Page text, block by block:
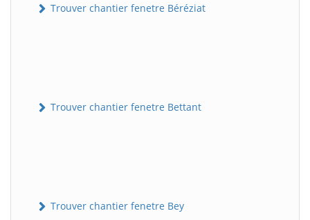
Trouver chantier fenetre Béréziat
Trouver chantier fenetre Bettant
Trouver chantier fenetre Bey